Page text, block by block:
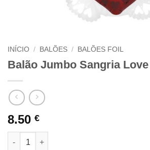
INÍCIO / BALÕES / BALÕES FOIL
Balão Jumbo Sangria Love
8.50 €
Quantidade de Balão Jumbo Sangria Love